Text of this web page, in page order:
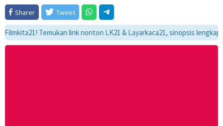
Sharer
Tweet
Temukan link nonton LK21 & Layarkaca21, sinopsis lengkap,